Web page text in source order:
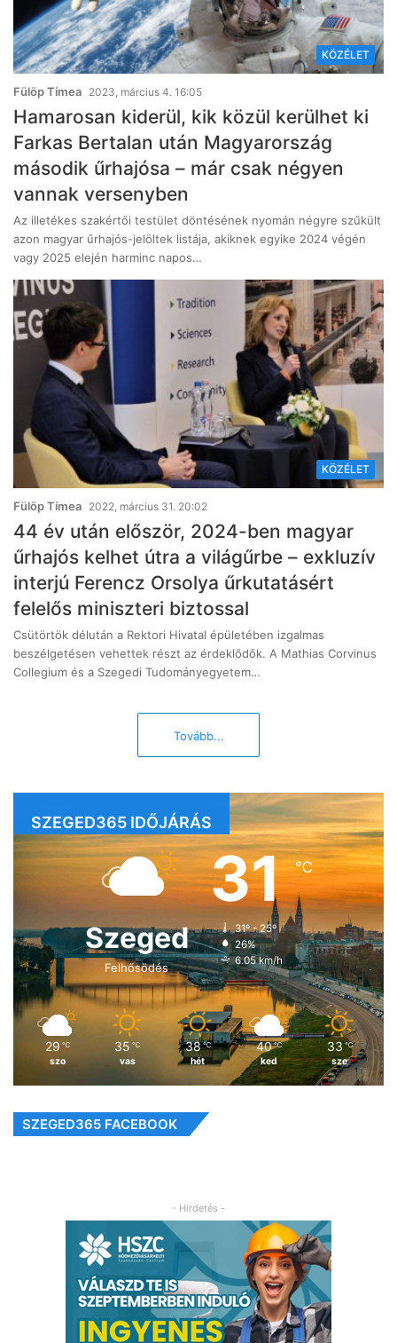
KÖZÉLET
Fülöp Tímea 2023, március 4. 16:05
Hamarosan kiderül, kik közül kerülhet ki
Farkas Bertalan után Magyarország
második űrhajósa – már csak négyen
vannak versenyben
Az illetékes szakértői testület döntésének nyomán négyre szűkült
azon magyar űrhajós-jelöltek listája, akiknek egyike 2024 végén
vagy 2025 elején harminc napos…
KÖZÉLET
Fülöp Tímea 2022, március 31. 20:02
44 év után először, 2024-ben magyar
űrhajós kelhet útra a világűrbe – exkluzív
interjú Ferencz Orsolya űrkutatásért
felelős miniszteri biztossal
Csütörtök délután a Rektori Hivatal épületében izgalmas
beszélgetésen vehettek részt az érdeklődők. A Mathias Corvinus
Collegium és a Szegedi Tudományegyetem…
Tovább...
SZEGED365 IDŐJÁRÁS
Szeged
Felhősödés
31℃
31º - 25º
26%
6.05 km/h
29 ℃
szo
35 ℃
vas
38 ℃
hét
40 ℃
ked
33 ℃
sze
SZEGED365 FACEBOOK
- Hirdetés -